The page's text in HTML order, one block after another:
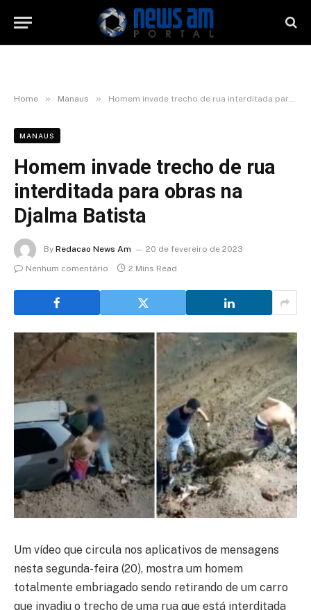
Home » Manaus » Homem invade trecho de rua interditada para obras na Djalma Batista
MANAUS
Homem invade trecho de rua
interditada para obras na
Djalma Batista
By Redacao News Am
20 de fevereiro de 2023
Nenhum comentário
2 Mins Read
Um vídeo que circula nos aplicativos de mensagens
nesta segunda-feira (20), mostra um homem
totalmente embriagado sendo retirando de um carro
que invadiu o trecho de uma rua que está interditada